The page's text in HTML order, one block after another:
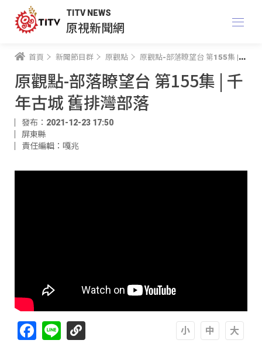
TITV NEWS
原視新聞網
首頁 新聞節目群 原觀點 原觀點-部落瞭望台 第155集 | 千年古城 舊排灣部落
原觀點-部落瞭望台 第155集 | 千
年古城 舊排灣部落
發布：2021-12-23 17:50
屏東縣
責任編輯：嘎兆
Facebook
Line